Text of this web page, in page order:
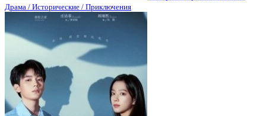
Драма / Исторические / Приключения